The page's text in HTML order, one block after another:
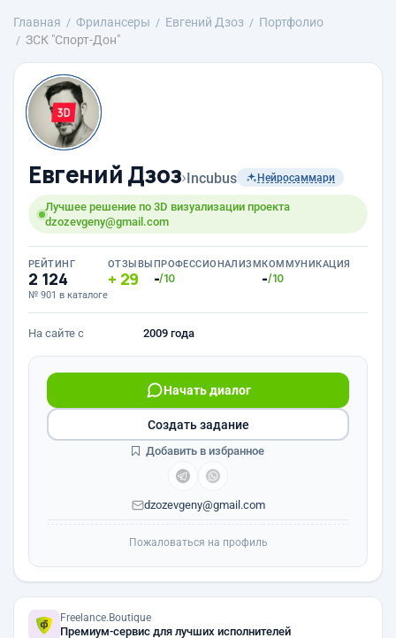
Главная Фрилансеры Евгений Дзоз
Портфолио
ЗСК "Спорт-Дон"
Евгений Дзоз›Incubus Нейросаммари
Лучшее решение по 3D визуализации проекта
dzozevgeny@gmail.com
РЕЙТИНГ
2 124
№ 901 в каталоге
ОТЗЫВЫ
29
ПРОФЕССИОНАЛИЗМ
-/10
КОММУНИКАЦИЯ
-/10
На сайте с 2009 года
Начать диалог
dzozevgeny@gmail.com
Создать задание
Добавить в избранное
Пожаловаться на профиль
Freelance.Boutique
Премиум-сервис для лучших исполнителей